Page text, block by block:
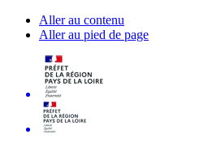
Aller au contenu
Aller au pied de page